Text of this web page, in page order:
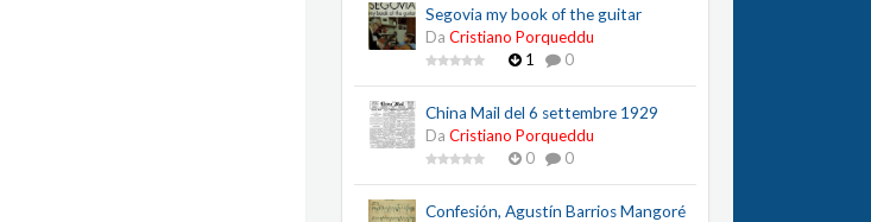
Segovia my book of the guitar
Da Cristiano Porqueddu
1
0
China Mail del 6 settembre 1929
Da Cristiano Porqueddu
0
0
Confesión, Agustín Barrios Mangoré